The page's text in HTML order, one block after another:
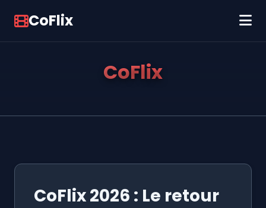
CoFlix
CoFlix
CoFlix 2026 : Le retour